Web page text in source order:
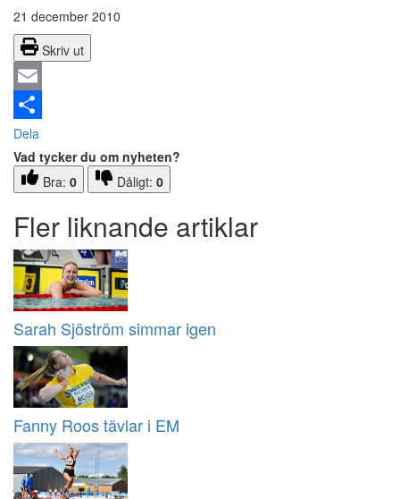
21 december 2010
Skriv ut
Email
Dela
Vad tycker du om nyheten?
Bra: 0 Dåligt: 0
Fler liknande artiklar
Sarah Sjöström simmar igen
Fanny Roos tävlar i EM